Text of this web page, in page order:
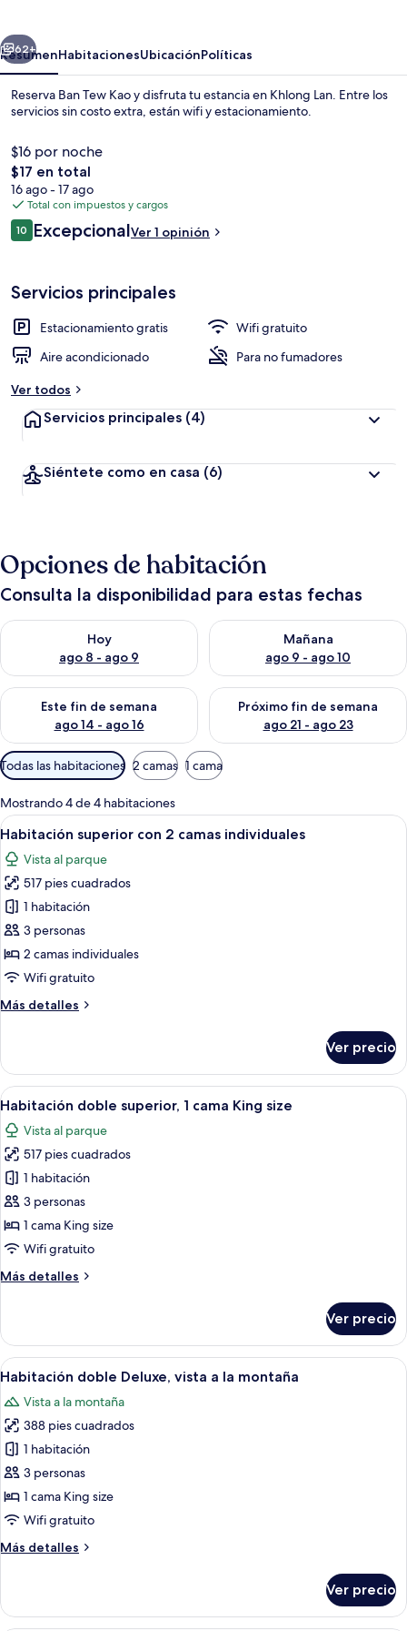
Siguiente
62+
ResumenHabitacionesUbicaciónPolíticas
Reserva Ban Tew Kao y disfruta tu estancia en Khlong Lan. Entre los
servicios sin costo extra, están wifi y estacionamiento.
$16 por noche
El
precio
total
es
de
$17 en total
16 ago - 17 ago
Total con impuestos y cargos
Opiniones
1010 de 10,
ExcepcionalVer 1 opinión
Servicios principales
Estacionamiento gratis
Wifi gratuito
Aire acondicionado
Para no fumadores
Ver todos
Servicios principales (4)
Siéntete como en casa (6)
Opciones de habitación
Consulta la disponibilidad para estas fechas
Hoy
ago 8 - ago 9
Consulta la disponibilidad para hoy ago 8 - ago 9
Mañana
ago 9 - ago 10
Consulta la disponibilidad
Este fin de semana
ago 14 - ago 16
Consulta la disponibilidad para este fin de semana ago 14 -
Próximo fin de semana
ago 21 - ago 23
Consulta la disponibilidad
Filtros
disponibles
para
las
habitaciones
Todas las habitaciones 2 camas 1 cama
Mostrando 4 de 4 habitaciones
Abrir
todas
las
fotos
de
Habitación
superior
con
camas
Habitación de hotel con una cama
12
Habitación superior con 2 camas individuales
Vista al parque
517 pies cuadrados
1 habitación
3 personas
2 camas individuales
Wifi gratuito
Más detalles
Más
superior
con
2
camas
individuales
Ver precio
Abrir
todas
las
fotos
de
Habitación
doble
superior,
cama
Una cama individual con sábanas
13
Habitación doble superior, 1 cama King size
Vista al parque
517 pies cuadrados
1 habitación
3 personas
1 cama King size
Wifi gratuito
Más detalles
Más
doble
superior,
1
King
size
Ver precio
Abrir
todas
las
fotos
de
Habitación
doble
Deluxe,
a
Una habitación con cama, ventana
15
Habitación doble Deluxe, vista a la montaña
Vista a la montaña
388 pies cuadrados
1 habitación
3 personas
1 cama King size
Wifi gratuito
Más detalles
Más
doble
Ver precio